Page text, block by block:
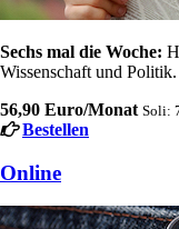
Sechs mal die Woche:
Wissenschaft und
56,90 Euro/Monat Soli:
Bestellen
Online